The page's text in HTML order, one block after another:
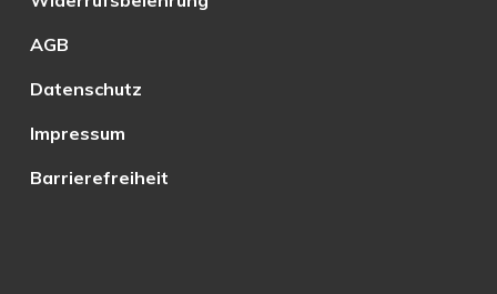
AGB
Datenschutz
Impressum
Barrierefreiheit